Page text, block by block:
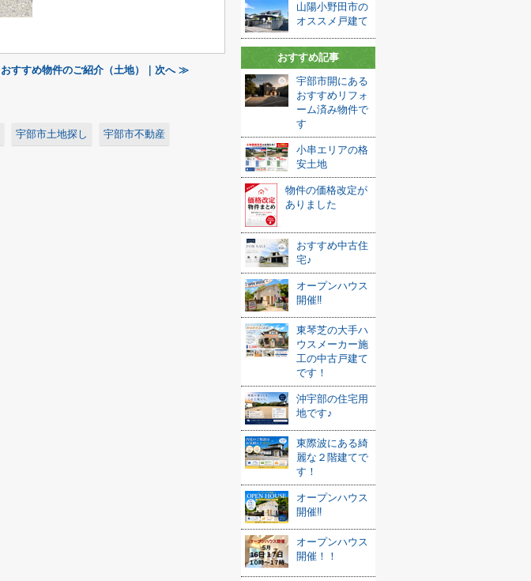
おすすめ物件のご紹介（土地）｜次へ ≫
宇部市土地探し 宇部市不動産
山陽小野田市の
オススメ戸建て
おすすめ記事
宇部市開にある
おすすめリフォ
ーム済み物件で
す
小串エリアの格
安土地
物件の価格改定が
ありました
おすすめ中古住
宅♪
オープンハウス
開催‼
東琴芝の大手ハ
ウスメーカー施
工の中古戸建て
です！
沖宇部の住宅用
地です♪
東際波にある綺
麗な２階建てで
す！
オープンハウス
開催‼
オープンハウス
開催！！